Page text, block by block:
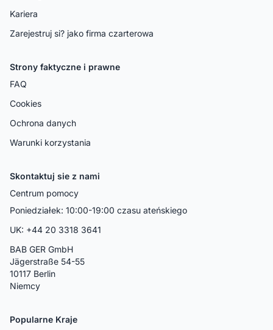
Kariera
Zarejestruj si? jako firma czarterowa
Strony faktyczne i prawne
FAQ
Cookies
Ochrona danych
Warunki korzystania
Skontaktuj sie z nami
Centrum pomocy
Poniedziałek: 10:00-19:00 czasu ateńskiego
UK: +44 20 3318 3641
BAB GER GmbH
Jägerstraße 54-55
10117 Berlin
Niemcy
Popularne Kraje